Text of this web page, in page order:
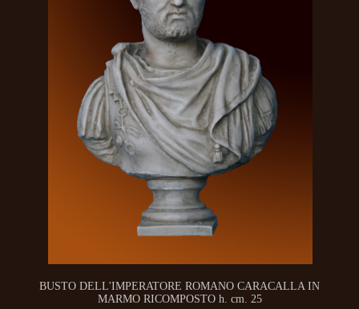
BUSTO DELL'IMPERATORE ROMANO CARACALLA IN
MARMO RICOMPOSTO h. cm. 25